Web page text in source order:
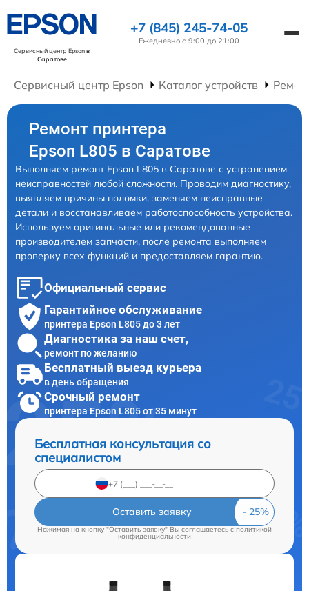
Сервисный центр Epsonв
Саратове
+7 (845) 245-74-05
Ежедневно с 9:00 до 21:00
Сервисный центр Epson Каталог устройств
Ремонт принтера
Epson L805 в Саратове
Выполняем ремонт Epson L805 в Саратове с устранением
неисправностей любой сложности. Проводим диагностику,
выявляем причины поломки, заменяем неисправные
детали и восстанавливаем работоспособность устройства.
Используем оригинальные или рекомендованные
производителем запчасти, после ремонта выполняем
проверку всех функций и предоставляем гарантию.
Официальный сервис
Гарантийное обслуживание
принтера Epson L805 до 3 лет
Диагностика за наш счет,
ремонт по желанию
Бесплатный выезд курьера
в день обращения
Срочный ремонт
принтера Epson L805 от 35 минут
Бесплатная консультация со
специалистом
Оставить заявку
Нажимая на кнопку "Оставить заявку" Вы соглашаетесь cполитикой
конфиденциальности